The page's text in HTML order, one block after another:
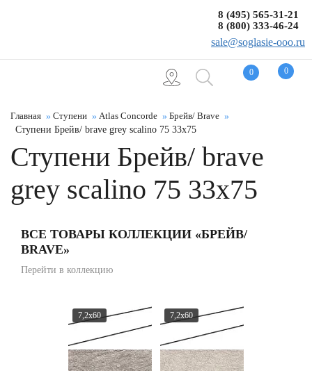
0 0
8 (495) 565-31-21
8 (800) 333-46-24
sale@soglasie-ooo.ru
Главная Ступени Atlas Concorde
Брейв/ Brave
Ступени Брейв/ brave grey scalino 75 33x75
Ступени Брейв/ brave
grey scalino 75 33x75
ВСЕ ТОВАРЫ КОЛЛЕКЦИИ «БРЕЙВ/
BRAVE»
Перейти в коллекцию
7,2x60 7,2x60